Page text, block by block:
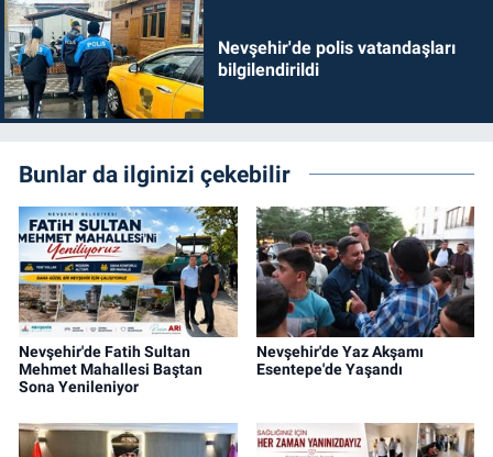
Nevşehir'de polis vatandaşları
bilgilendirildi
Bunlar da ilginizi çekebilir
Nevşehir'de Fatih Sultan
Mehmet Mahallesi Baştan
Sona Yenileniyor
Nevşehir'de Yaz Akşamı
Esentepe'de Yaşandı